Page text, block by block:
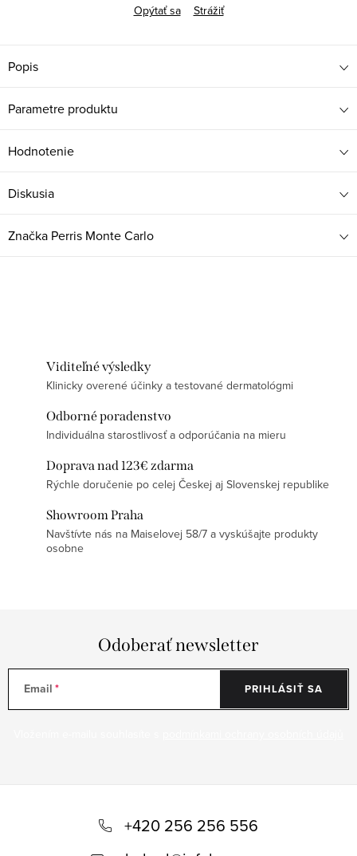
Opýtať sa
Strážiť
Popis
Parametre produktu
Hodnotenie
Diskusia
Značka Perris Monte Carlo
Viditeľné výsledky
Klinicky overené účinky a testované dermatológmi
Odborné poradenstvo
Individuálna starostlivosť a odporúčania na mieru
Doprava nad 123€ zdarma
Rýchle doručenie po celej Českej aj Slovenskej republike
Showroom Praha
Navštívte nás na Maiselovej 58/7 a vyskúšajte produkty
osobne
Odoberať newsletter
Email PRIHLÁSIŤ SA
+420 256 256 556